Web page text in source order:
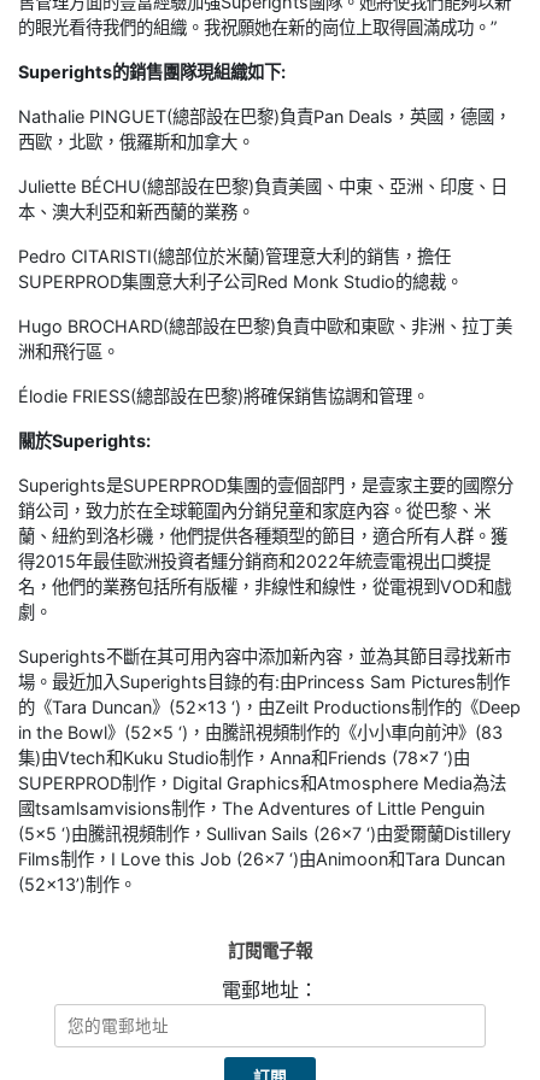
的眼光看待我們的組織。我祝願她在新的崗位上取得圓滿成功。”
Superights的銷售團隊現組織如下:
Nathalie PINGUET(總部設在巴黎)負責Pan Deals，英國，德國，
西歐，北歐，俄羅斯和加拿大。
Juliette BÉCHU(總部設在巴黎)負責美國、中東、亞洲、印度、日
本、澳大利亞和新西蘭的業務。
Pedro CITARISTI(總部位於米蘭)管理意大利的銷售，擔任
SUPERPROD集團意大利子公司Red Monk Studio的總裁。
Hugo BROCHARD(總部設在巴黎)負責中歐和東歐、非洲、拉丁美
洲和飛行區。
Élodie FRIESS(總部設在巴黎)將確保銷售協調和管理。
關於Superights:
Superights是SUPERPROD集團的壹個部門，是壹家主要的國際分
銷公司，致力於在全球範圍內分銷兒童和家庭內容。從巴黎、米
蘭、紐約到洛杉磯，他們提供各種類型的節目，適合所有人群。獲
得2015年最佳歐洲投資者鱷分銷商和2022年統壹電視出口獎提
名，他們的業務包括所有版權，非線性和線性，從電視到VOD和戲
劇。
Superights不斷在其可用內容中添加新內容，並為其節目尋找新市
場。最近加入Superights目錄的有:由Princess Sam Pictures制作
的《Tara Duncan》(52×13 ‘)，由Zeilt Productions制作的《Deep
in the Bowl》(52×5 ‘)，由騰訊視頻制作的《小小車向前沖》(83
集)由Vtech和Kuku Studio制作，Anna和Friends (78×7 ‘)由
SUPERPROD制作，Digital Graphics和Atmosphere Media為法
國tsamlsamvisions制作，The Adventures of Little Penguin
(5×5 ‘)由騰訊視頻制作，Sullivan Sails (26×7 ‘)由愛爾蘭Distillery
Films制作，I Love this Job (26×7 ‘)由Animoon和Tara Duncan
(52×13’)制作。
訂閱電子報
電郵地址：